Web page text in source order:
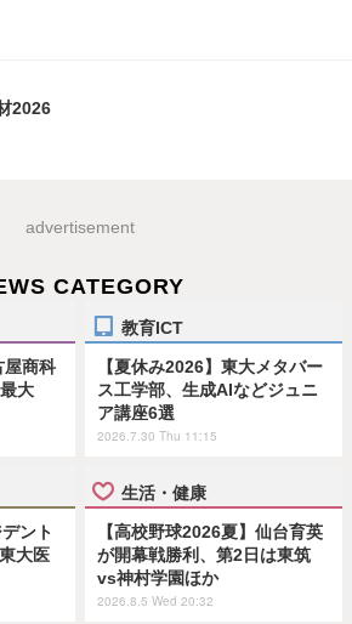
2026
advertisement
CATEGORY
屋商科
大
教育ICT
【夏休み2026】東大メタバー
ス工学部、生成AIなどジュニ
ア講座6選
2026.7.30 Thu 11:15
ント
大医
生活・健康
【高校野球2026夏】仙台育英
が開幕戦勝利、第2日は東筑
vs神村学園ほか
2026.8.5 Wed 20:32